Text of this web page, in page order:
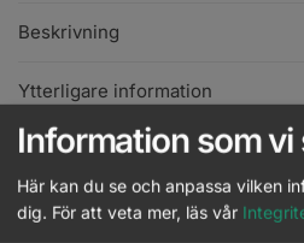
Beskrivning
Ytterligare information
American Crew - 2 in 1
Beard Conditioner - 100ml
Logga in
Information som vi
Här kan du se och anpassa vilken
dig. För att veta mer, läs vår